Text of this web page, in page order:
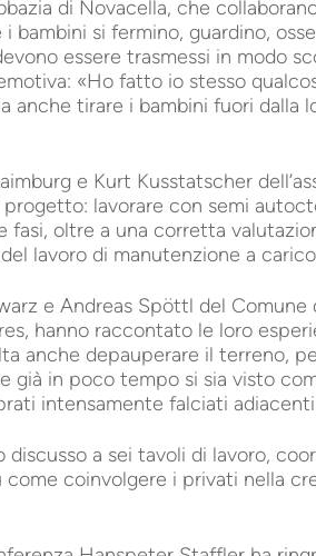
di Novacella, che
bambini si fermino, guardino,
essere trasmessi in modo
«Ho fatto io stesso
anche tirare i bambini fuori dalla
e Kurt Kusstatscher
lavorare con semi
oltre a una corretta
lavoro di manutenzione a
e Andreas Spöttl del Comune
hanno raccontato le loro
anche depauperare il terreno,
in poco tempo si sia visto
intensamente falciati adiacenti:
a sei tavoli di lavoro,
coinvolgere i privati nella